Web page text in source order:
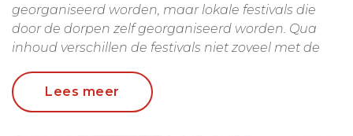
georganiseerd worden, maar lokale festivals die
door de dorpen zelf georganiseerd worden. Qua
inhoud verschillen de festivals niet zoveel met de
minder bekend bij reisorganisaties
komen er vooral dorpelingen en veel minder
Lees meer